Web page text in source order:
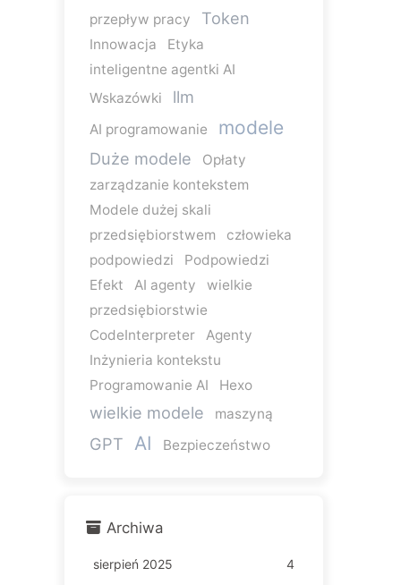
przepływ pracy
Token
Innowacja
Etyka
inteligentne agentki AI
Wskazówki
llm
AI programowanie modele
Duże modele
Opłaty
zarządzanie kontekstem
Modele dużej skali
przedsiębiorstwem
człowieka
podpowiedzi
Podpowiedzi
Efekt
AI agenty
wielkie
przedsiębiorstwie
CodeInterpreter
Agenty
Inżynieria kontekstu
Programowanie AI
Hexo
wielkie modele maszyną
GPT AI Bezpieczeństwo
Archiwa
sierpień 2025
4